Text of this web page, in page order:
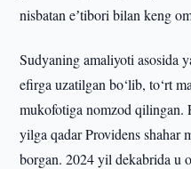
nisbatan eʼtibori bilan keng
Sudyaning amaliyoti asosida
efirga uzatilgan bo‘lib, to‘rt
mukofotiga nomzod
yilga qadar Providens shahar
borgan. 2024 yil dekabrida u